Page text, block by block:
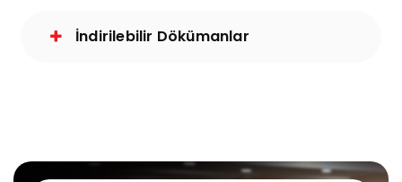
İndirilebilir Dökümanlar